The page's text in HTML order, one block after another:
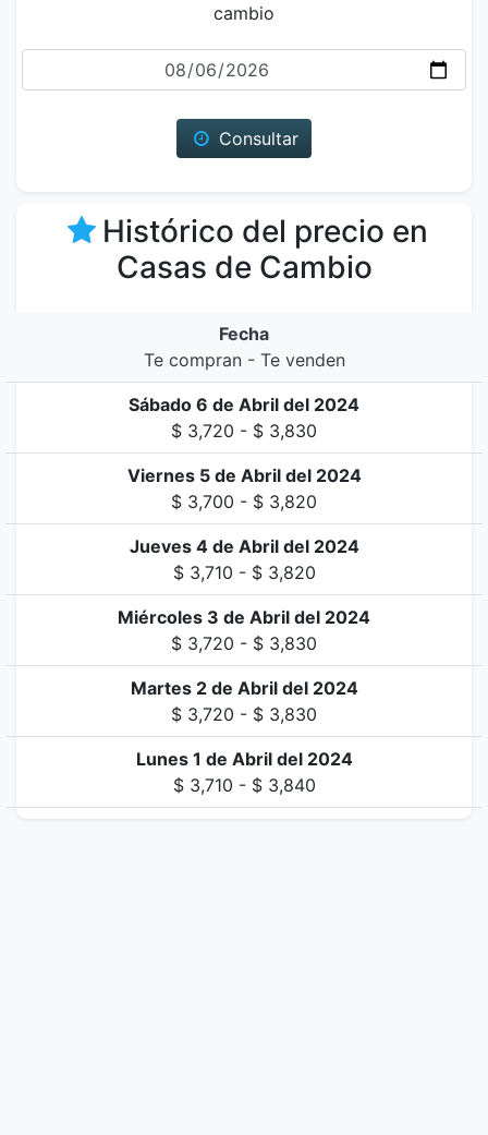
cambio
Fecha
Consultar
Histórico del precio en
Casas de Cambio
Fecha
Te compran - Te venden
Sábado 6 de Abril del 2024
$ 3,720 - $ 3,830
Viernes 5 de Abril del 2024
$ 3,700 - $ 3,820
Jueves 4 de Abril del 2024
$ 3,710 - $ 3,820
Miércoles 3 de Abril del 2024
$ 3,720 - $ 3,830
Martes 2 de Abril del 2024
$ 3,720 - $ 3,830
Lunes 1 de Abril del 2024
$ 3,710 - $ 3,840